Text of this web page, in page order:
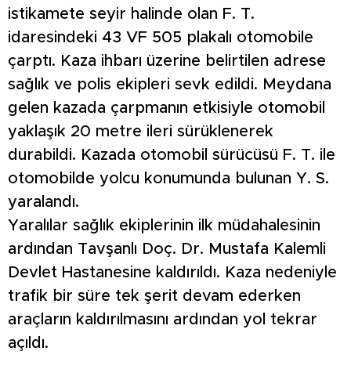
istikamete seyir halinde olan F. T.
idaresindeki 43 VF 505 plakalı otomobile
çarptı. Kaza ihbarı üzerine belirtilen adrese
sağlık ve polis ekipleri sevk edildi. Meydana
gelen kazada çarpmanın etkisiyle otomobil
yaklaşık 20 metre ileri sürüklenerek
durabildi. Kazada otomobil sürücüsü F. T. ile
otomobilde yolcu konumunda bulunan Y. S.
yaralandı.
Yaralılar sağlık ekiplerinin ilk müdahalesinin
ardından Tavşanlı Doç. Dr. Mustafa Kalemli
Devlet Hastanesine kaldırıldı. Kaza nedeniyle
trafik bir süre tek şerit devam ederken
araçların kaldırılmasını ardından yol tekrar
açıldı.